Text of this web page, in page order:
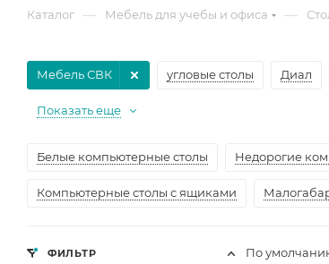
Каталог — Мебель для учебы и офиса —
угловые столы Диал
Мебель СВК
Показать еще
Белые компьютерные столы Недорогие
Компьютерные столы с ящиками
По
ФИЛЬТР